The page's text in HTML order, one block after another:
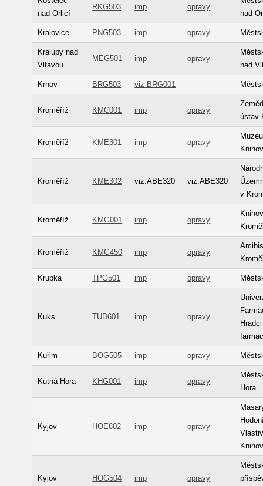
nad Orlicí
RKG503 imp opravy
nad
Kralovice PNG503 imp opravy
Kralupy nad
Vltavou
MEG501 imp opravy
nad
Krnov BRG503 viz BRG001
Kroměříž KMC001 imp opravy
ústav
Kroměříž KME301 imp opravy
Kroměříž KME302 viz.ABE320 viz.ABE320
v
Kroměříž KMG001 imp opravy
Kroměříž KMG450 imp opravy
Krupka TPG501 imp opravy
Kuks TUD601 imp opravy
Kuřim BOG505 imp opravy
Kutná Hora KHG001 imp opravy
Hora
Kyjov HOE802 imp opravy
Kyjov HOG504 imp opravy